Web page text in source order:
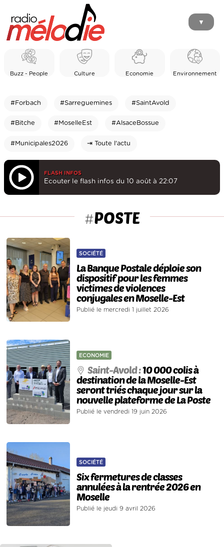
▼
Buzz - People Culture Economie Environnement
#Forbach #Sarreguemines #SaintAvold
#Bitche #MoselleEst #AlsaceBossue
#Municipales2026 ⇥ Toute l'actu
FLASH INFOS
Ecouter le flash infos du 10 août à 22:07
#POSTE
SOCIÉTÉ
La Banque Postale déploie son
dispositif pour les femmes
victimes de violences
conjugales en Moselle-Est
Publié le mercredi 1 juillet 2026
ECONOMIE
Saint-Avold :10 000 colis à
destination de la Moselle-Est
seront triés chaque jour sur la
nouvelle plateforme de La Poste
Publié le vendredi 19 juin 2026
SOCIÉTÉ
Six fermetures de classes
annulées à la rentrée 2026 en
Moselle
Publié le jeudi 9 avril 2026